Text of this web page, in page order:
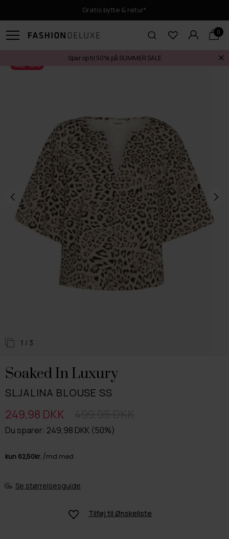
Gratis bytte & retur*
0
Spar op til 50% på SUMMER SALE
SALE -50%
1 / 3
Soaked In Luxury
SLJALINA BLOUSE SS
Du sparer: 249,98 DKK (50%)
249,98 DKK
Se størrelsesguide
Tilføj til Ønskeliste